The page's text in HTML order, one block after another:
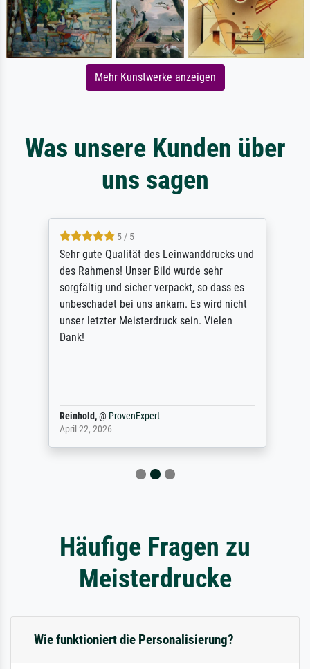
Mehr Kunstwerke anzeigen
Was unsere Kunden über
uns sagen
5 / 5
Sehr gute Qualität des Leinwanddrucks und
des Rahmens! Unser Bild wurde sehr
sorgfältig und sicher verpackt, so dass es
unbeschadet bei uns ankam. Es wird nicht
unser letzter Meisterdruck sein. Vielen
Dank!
Reinhold,@ ProvenExpert
April 22, 2026
Häufige Fragen zu
Meisterdrucke
Wie funktioniert die Personalisierung?